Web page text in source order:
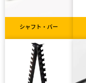
シャフト・バー